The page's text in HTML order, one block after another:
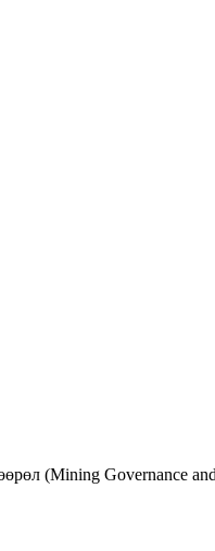
(Mining Governance